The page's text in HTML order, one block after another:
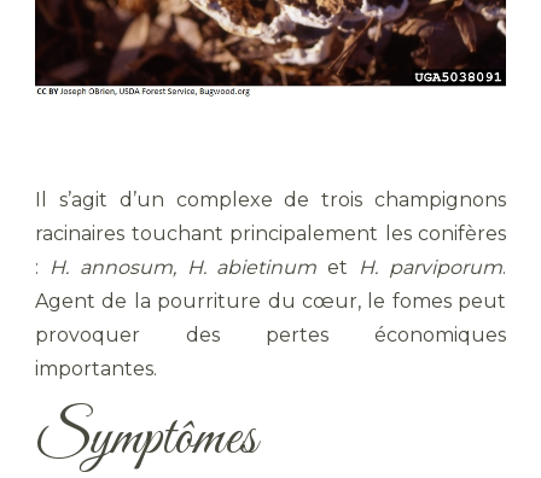
Il s’agit d’un complexe de trois champignons
racinaires touchant principalement les conifères
:
H. annosum, H. abietinumet H. parviporum.
Agent de la pourriture du cœur, le fomes peut
provoquer des pertes économiques
importantes.
Symptômes